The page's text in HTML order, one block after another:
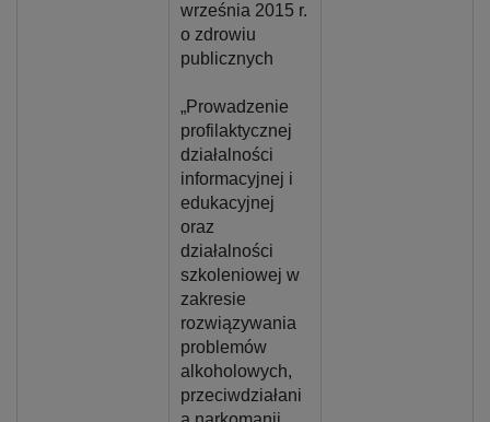
września 2015 r.
o zdrowiu
publicznych
„Prowadzenie
profilaktycznej
działalności
informacyjnej i
edukacyjnej
oraz
działalności
szkoleniowej w
zakresie
rozwiązywania
problemów
alkoholowych,
przeciwdziałani